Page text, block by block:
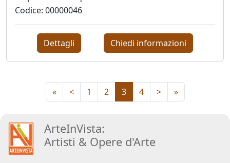
Lorenzo
Lo
Vermi
Lucchi
Paola
Angela
Codice: 00000046
Dettagli Chiedi informazioni
« < 1 2 3 4 > »
ArteInVista:
Artisti &Opere d'Arte